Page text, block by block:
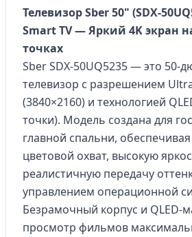
Телевизор Sber 50" (SDX-
Smart TV — Яркий 4K экран
точках
Sber SDX-50UQ5235 — это 50-
телевизор с разрешением
(3840×2160) и технологией
точки). Модель создана для
главной спальни,
цветовой охват, высокую
реалистичную передачу
управлением операционной
Безрамочный корпус и QLED-
просмотр фильмов